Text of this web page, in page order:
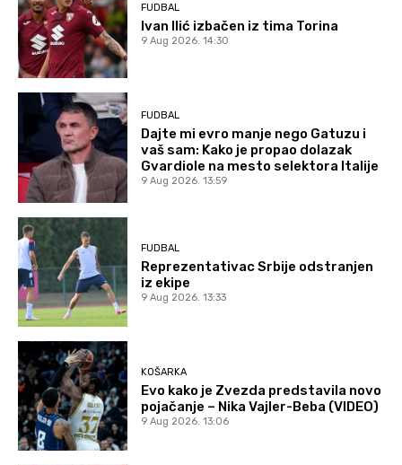
FUDBAL
Ivan Ilić izbačen iz tima Torina
9 Aug 2026. 14:30
FUDBAL
Dajte mi evro manje nego Gatuzu i
vaš sam: Kako je propao dolazak
Gvardiole na mesto selektora Italije
9 Aug 2026. 13:59
FUDBAL
Reprezentativac Srbije odstranjen
iz ekipe
9 Aug 2026. 13:33
KOŠARKA
Evo kako je Zvezda predstavila novo
pojačanje – Nika Vajler-Beba (VIDEO)
9 Aug 2026. 13:06